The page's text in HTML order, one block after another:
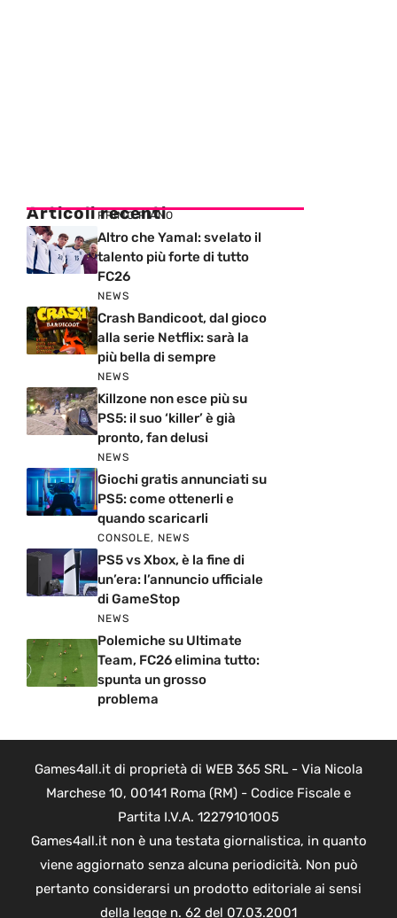
Articoli recenti
PRIMO PIANO
Altro che Yamal: svelato il
talento più forte di tutto
FC26
NEWS
Crash Bandicoot, dal gioco
alla serie Netflix: sarà la
più bella di sempre
NEWS
Killzone non esce più su
PS5: il suo ‘killer’ è già
pronto, fan delusi
NEWS
Giochi gratis annunciati su
PS5: come ottenerli e
quando scaricarli
CONSOLE, NEWS
PS5 vs Xbox, è la fine di
un’era: l’annuncio ufficiale
di GameStop
NEWS
Polemiche su Ultimate
Team, FC26 elimina tutto:
spunta un grosso
problema
Games4all.it di proprietà di WEB 365 SRL - Via Nicola
Marchese 10, 00141 Roma (RM) - Codice Fiscale e
Partita I.V.A. 12279101005
Games4all.it non è una testata giornalistica, in quanto
viene aggiornato senza alcuna periodicità. Non può
pertanto considerarsi un prodotto editoriale ai sensi
della legge n. 62 del 07.03.2001